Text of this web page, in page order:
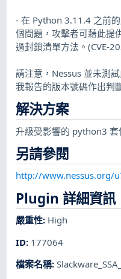
- 在 Python 3.11.4 之前
個問題，攻擊者可藉此提
過封鎖清單方法。(CVE-
請注意，Nessus 並未測
我報告的版本號碼作出判
解決方案
升級受影響的 python3 套
另請參閱
http://www.nessus.org/
Plugin 詳細資訊
嚴重性: High
ID: 177064
檔案名稱: